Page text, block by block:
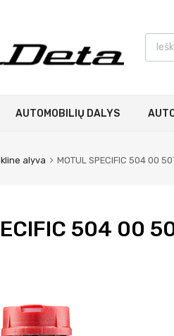
AUTOMOBILIŲ DALYS
alyva MOTUL SPECIFIC 504 00
504 00